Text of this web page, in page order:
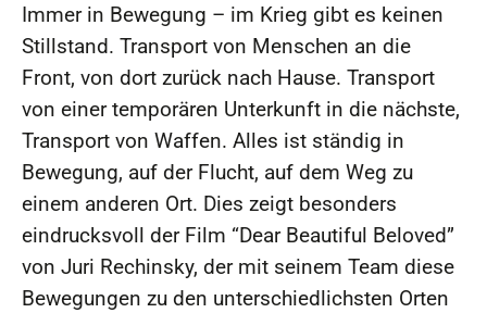
Immer in Bewegung – im Krieg gibt es keinen
Stillstand. Transport von Menschen an die
Front, von dort zurück nach Hause. Transport
von einer temporären Unterkunft in die nächste,
Transport von Waffen. Alles ist ständig in
Bewegung, auf der Flucht, auf dem Weg zu
einem anderen Ort. Dies zeigt besonders
eindrucksvoll der Film “Dear Beautiful Beloved”
von Juri Rechinsky, der mit seinem Team diese
Bewegungen zu den unterschiedlichsten Orten